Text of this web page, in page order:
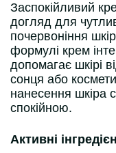
Заспокійливий
догляд для
почервоніння
формулі крем
допомагає шкірі
сонця або
нанесення шкіра
спокійною.
Активні